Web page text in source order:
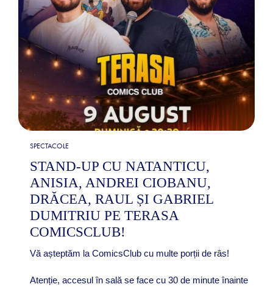
SPECTACOLE
STAND-UP CU NATANTICU,
ANISIA, ANDREI CIOBANU,
DRĂCEA, RAUL ȘI GABRIEL
DUMITRIU PE TERASA
COMICSCLUB!
Vă așteptăm la ComicsClub cu multe porții de râs!
Atenție, accesul în sală se face cu 30 de minute înainte